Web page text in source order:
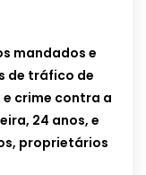
mandados e
de tráfico de
crime contra a
24 anos, e
proprietários